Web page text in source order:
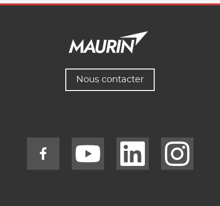
Nous contacter